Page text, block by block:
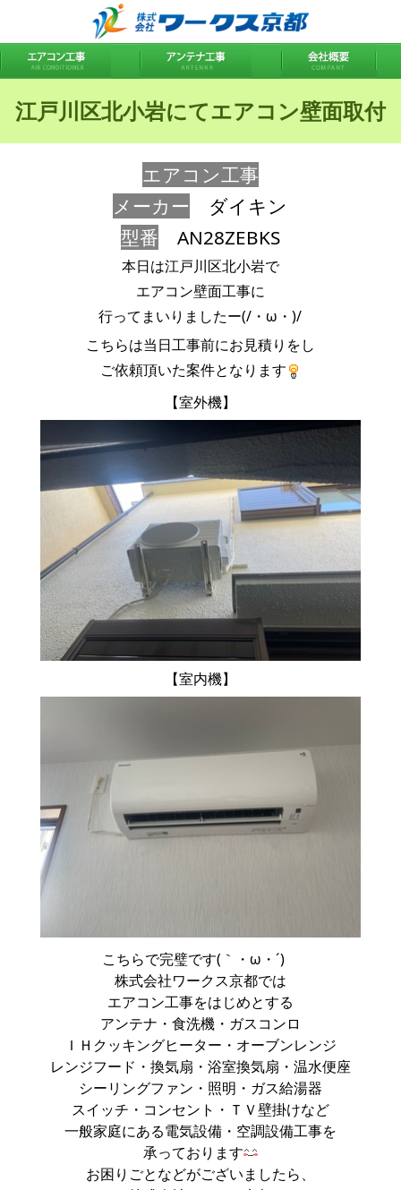
江戸川区北小岩にてエアコン壁面取付
エアコン工事
メーカー ダイキン
型番 AN28ZEBKS
本日は江戸川区北小岩で
エアコン壁面工事に
行ってまいりましたー(/・ω・)/
こちらは当日工事前にお見積りをし
ご依頼頂いた案件となります
【室外機】
【室内機】
こちらで完璧です(｀・ω・´)ゞ
株式会社ワークス京都では
エアコン工事をはじめとする
アンテナ・食洗機・ガスコンロ
ＩＨクッキングヒーター・オーブンレンジ
レンジフード・換気扇・浴室換気扇・温水便座
シーリングファン・照明・ガス給湯器
スイッチ・コンセント・ＴＶ壁掛けなど
一般家庭にある電気設備・空調設備工事を
承っております
お困りごとなどがございましたら、